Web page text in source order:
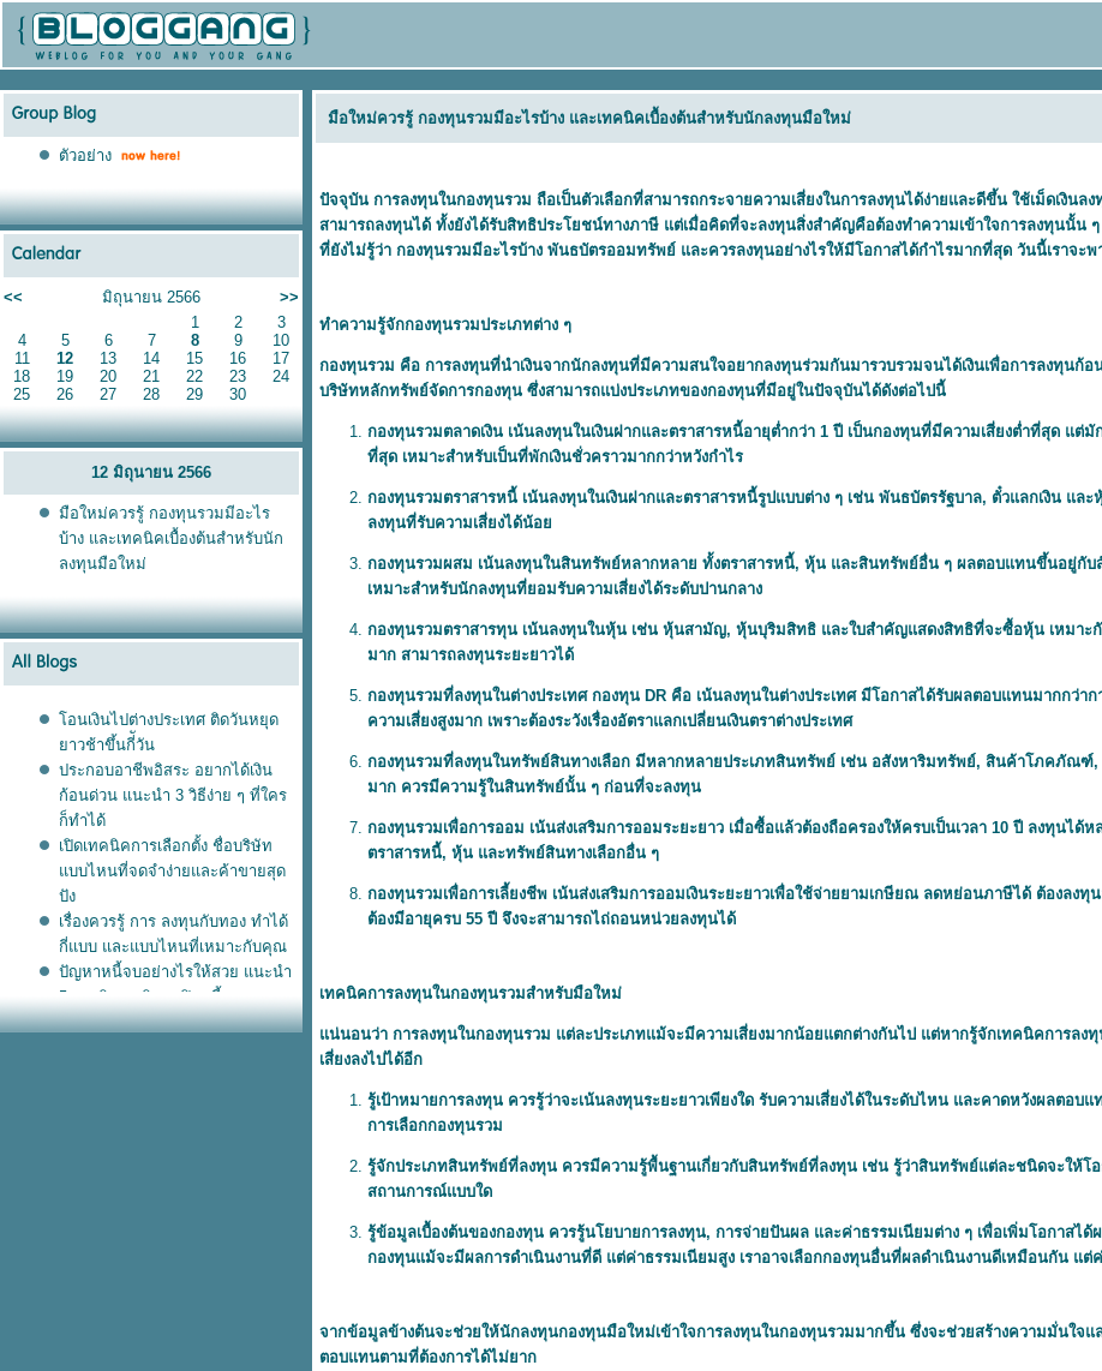
ตัวอย่าง
<< มิถุนายน 2566
>>
1
2
3
4
5 6 7 8 9
10
11
12 13 14 15 16
17
18
19 20 21 22 23
24
25
26 27 28 29 30
12 มิถุนายน 2566
มือใหม่ควรรู้ กองทุนรวมมีอะไร
บ้าง และเทคนิคเบื้องต้นสำหรับนัก
ลงทุนมือใหม่
อนเงินไปต่างประเทศ ติดวันหยุด
าวช้าขึ้นกี่ัวัน
ประกอบอาชีพอิสระ อยากได้เงิน
ก้อนด่วน แนะนำ 3 วิธีง่าย ๆ ที่ใคร
ก็ทำได้
เปิดเทคนิคการเลือกตั้ง ชื่อบริษัท
บบไหนที่จดจำง่ายและค้าขายสุด
ปัง
เรื่องควรรู้ การ ลงทุนกับทอง ทำได้
กี่แบบ และแบบไหนที่เหมาะกับคุณ
ปัญหาหนี้จบอย่างไรให้สวย แนะนำ
5 เทคนิคหาเงินมาปิดหนี้
อปพลิเคชั่นธนาคาร เคล็ดลับโอน
มือใหม่ควรรู้ กองทุนรวมมีอะไรบ้าง และเทคนิคเบื้องต้นสำหรับนักลงทุนมือใหม่
ปัจจุบัน การลงทุนในกองทุนรวม ถือเป็นตัวเลือกที่สามารถกระจายความเสี่ยงในการลงทุนได้ง่ายและดีขึ้น ใช้เม็ดเงินล
สามารถลงทุนได้ ทั้งยังได้รับสิทธิประโยชน์ทางภาษี แต่เมื่อคิดที่จะลงทุนสิ่งสำคัญคือต้องทำความเข้าใจการลงทุนนั้น
ที่ยังไม่รู้ว่า กองทุนรวมมีอะไรบ้าง พันธบัตรออมทรัพย์ ละควรลงทุนอย่างไรให้มีโอกาสได้กำไรมากที่สุด วันนี้เราจะ
ทำความรู้จักกองทุนรวมประเภทต่าง ๆ
กองทุนรวม คือ การลงทุนที่นำเงินจากนักลงทุนที่มีความสนใจอยากลงทุนร่วมกันมารวบรวมจนได้เงินเพื่อการลงทุนก้
บริษัทหลักทรัพย์จัดการกองทุน ซึ่งสามารถแบ่งประเภทของกองทุนที่มีอยู่ในปัจจุบันได้ดังต่อไปนี้
กองทุนรวมตลาดเงิน เน้นลงทุนในเงินฝากและตราสารหนี้อายุต่ำกว่า 1 ปี เป็นกองทุนที่มีความเสี่ยงต่ำที่สุด แ
ที่สุด เหมาะสำหรับเป็นที่พักเงินชั่วคราวมากกว่าหวังกำไร
กองทุนรวมตราสารหนี้ เน้นลงทุนในเงินฝากและตราสารหนี้รูปแบบต่าง ๆ เช่น พันธบัตรรัฐบาล, ตั๋วแลกเงิน แล
ลงทุนที่รับความเสี่ยงได้น้อ
กองทุนรวมผสม เน้นลงทุนในสินทรัพย์หลากหลาย ทั้งตราสารหนี้, หุ้น และสินทรัพย์อื่น ๆ ผลตอบแทนขึ้นอยู่กั
เหมาะสำหรับนักลงทุนที่ยอมรับความเสี่ยงได้ระดับปานกลาง
กองทุนรวมตราสารทุน เน้นลงทุนในหุ้น เช่น หุ้นสามัญ, หุ้นบุริมสิทธิ และใบสำคัญแสดงสิทธิที่จะซื้อหุ้น เหมาะ
มาก สามารถลงทุนระยะยาวได้
กองทุนรวมที่ลงทุนในต่างประเทศ กองทุน DR คือ เน้นลงทุนในต่างประเทศ มีโอกาสได้รับผลตอบแทนมากกว่า
ความเสี่ยงสูงมาก เพราะต้องระวังเรื่องอัตราแลกเปลี่ยนเงินตราต่างประเทศ
กองทุนรวมที่ลงทุนในทรัพย์สินทางเลือก มีหลากหลายประเภทสินทรัพย์ เช่น อสังหาริมทรัพย์, สินค้าโภคภัณฑ์,
มาก ควรมีความรู้ในสินทรัพย์นั้น ๆ ก่อนที่จะลงทุน
กองทุนรวมเพื่อการออม เน้นส่งเสริมการออมระยะยาว เมื่อซื้อแล้วต้องถือครองให้ครบเป็นเวลา 10 ปี ลงทุนได้ห
ตราสารหนี้, หุ้น และทรัพย์สินทางเลือกอื่น ๆ
กองทุนรวมเพื่อการเลี้ยงชีพ เน้นส่งเสริมการออมเงินระยะยาวเพื่อใช้จ่ายยามเกษียณ ลดหย่อนภาษีได้ ต้องลงทุ
ต้องมีอายุครบ 55 ปี จึงจะสามารถไถ่ถอนหน่วยลงทุนได้
เทคนิคการลงทุนในกองทุนรวมสำหรับมือใหม่
น่นอนว่า การลงทุนในกองทุนรวม แต่ละประเภทแม้จะมีความเสี่ยงมากน้อยแตกต่างกันไป แต่หากรู้จักเทคนิคการลง
เสี่ยงลงไปได้อีก
รู้เป้าหมายการลงทุน ควรรู้ว่าจะเน้นลงทุนระยะยาวเพียงใด รับความเสี่ยงได้ในระดับไหน และคาดหวังผลตอบ
การเลือกกองทุนรวม
รู้จักประเภทสินทรัพย์ที่ลงทุน ควรมีความรู้พื้นฐานเกี่ยวกับสินทรัพย์ที่ลงทุน เช่น รู้ว่าสินทรัพย์แต่ละชนิดจะให้โอ
สถานการณ์แบบใด
รู้ข้อมูลเบื้องต้นของกองทุน ควรรู้นโยบายการลงทุน, การจ่ายปันผล และค่าธรรมเนียมต่าง ๆ เพื่อเพิ่มโอกาสไ
กองทุนแม้จะมีผลการดำเนินงานที่ดี แต่ค่าธรรมเนียมสูง เราอาจเลือกกองทุนอื่นที่ผลดำเนินงานดีเหมือนกัน แต่
จากข้อมูลข้างต้นจะช่วยให้นักลงทุนกองทุนมือใหม่เข้าใจการลงทุนในกองทุนรวมมากขึ้น ซึ่งจะช่วยสร้างความมั่นใจแ
ตอบแทนตามที่ต้องการได้ไม่ยาก